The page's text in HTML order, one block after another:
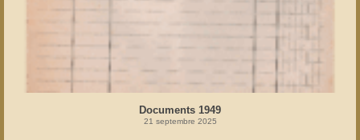
Documents 1949
21 septembre 2025